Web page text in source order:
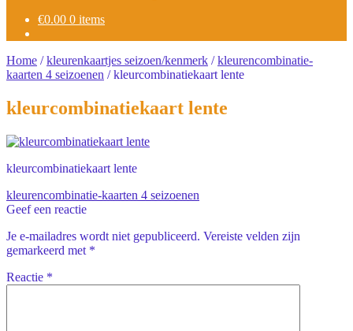
€0.00 0 items
Home /kleurenkaartjes seizoen/kenmerk /kleurencombinatie-
kaarten 4 seizoenen /kleurcombinatiekaart lente
kleurcombinatiekaart lente
kleurcombinatiekaart lente
Bericht
navigatie
Vorig
bericht:
kleurencombinatie-kaarten 4 seizoenen
Geef een reactie
Je e-mailadres wordt niet gepubliceerd. Vereiste velden zijn
gemarkeerd met *
Reactie *